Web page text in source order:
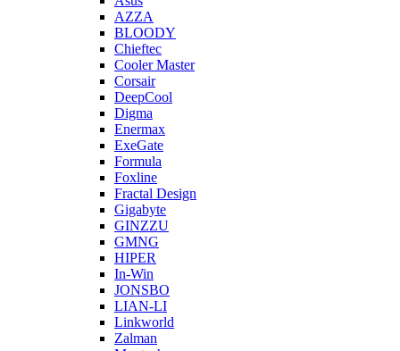
AZZA
BLOODY
Chieftec
Cooler Master
Corsair
DeepCool
Digma
Enermax
ExeGate
Formula
Foxline
Fractal Design
Gigabyte
GINZZU
GMNG
HIPER
In-Win
JONSBO
LIAN-LI
Linkworld
Zalman